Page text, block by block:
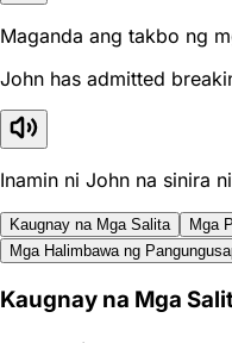
Maganda ang takbo ng
John has admitted
Inamin ni John na sinira
Kaugnay na Mga Salita
Mga
Mga Halimbawa ng
Kaugnay na Mga